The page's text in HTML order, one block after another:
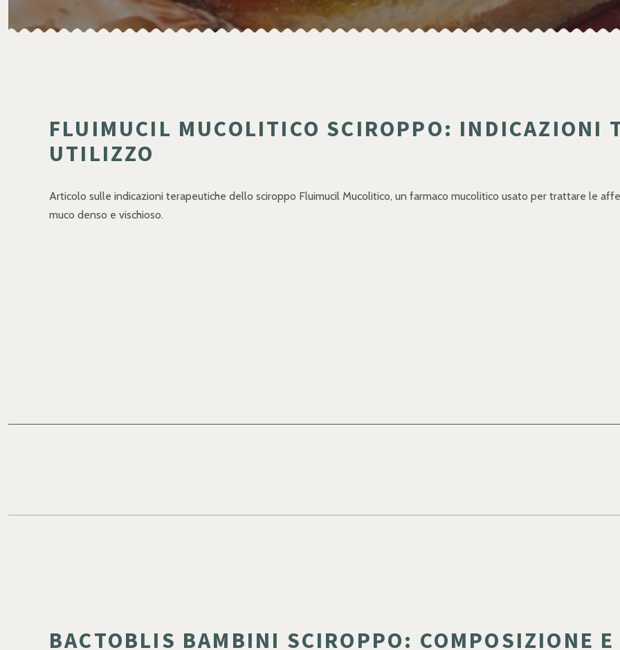
FLUIMUCIL MUCOLITICO SCIROPPO: INDICAZIONI
UTILIZZO
Articolo sulle indicazioni terapeutiche dello sciroppo Fluimucil Mucolitico, un farmaco mucolitico usato per trattare le
muco denso e vischioso.
BACTOBLIS BAMBINI SCIROPPO: COMPOSIZIONE